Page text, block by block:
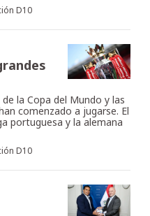
D10
la Copa del Mundo y las
comenzado a jugarse. El
portuguesa y la alemana
D10